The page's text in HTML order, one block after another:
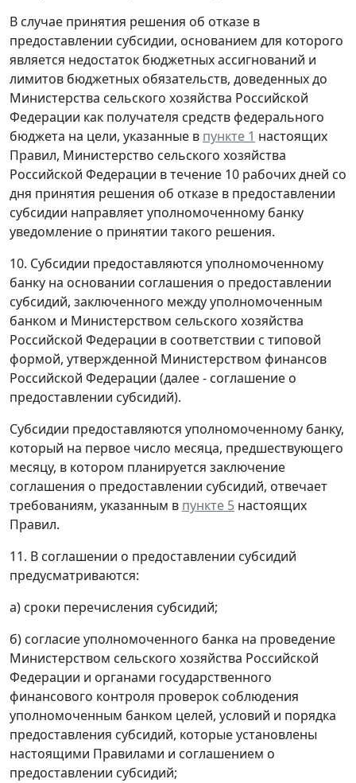
В случае принятия решения об отказе в
предоставлении субсидии, основанием для которого
является недостаток бюджетных ассигнований и
лимитов бюджетных обязательств, доведенных до
Министерства сельского хозяйства Российской
Федерации как получателя средств федерального
бюджета на цели, указанные в пункте 1 настоящих
Правил, Министерство сельского хозяйства
Российской Федерации в течение 10 рабочих дней со
дня принятия решения об отказе в предоставлении
субсидии направляет уполномоченному банку
уведомление о принятии такого решения.
10. Субсидии предоставляются уполномоченному
банку на основании соглашения о предоставлении
субсидий, заключенного между уполномоченным
банком и Министерством сельского хозяйства
Российской Федерации в соответствии с типовой
формой, утвержденной Министерством финансов
Российской Федерации (далее - соглашение о
предоставлении субсидий).
Субсидии предоставляются уполномоченному банку,
который на первое число месяца, предшествующего
месяцу, в котором планируется заключение
соглашения о предоставлении субсидий, отвечает
требованиям, указанным в пункте 5 настоящих
Правил.
11. В соглашении о предоставлении субсидий
предусматриваются:
а) сроки перечисления субсидий;
б) согласие уполномоченного банка на проведение
Министерством сельского хозяйства Российской
Федерации и органами государственного
финансового контроля проверок соблюдения
уполномоченным банком целей, условий и порядка
предоставления субсидий, которые установлены
настоящими Правилами и соглашением о
предоставлении субсидий;